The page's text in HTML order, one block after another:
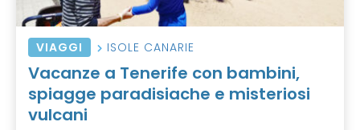
VIAGGI ISOLE CANARIE
Vacanze a Tenerife con bambini,
spiagge paradisiache e misteriosi
vulcani